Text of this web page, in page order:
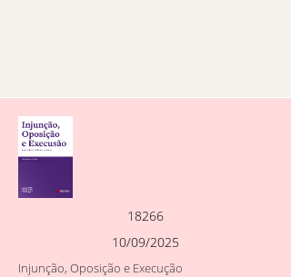
18266
10/09/2025
Injunção, Oposição e Execução